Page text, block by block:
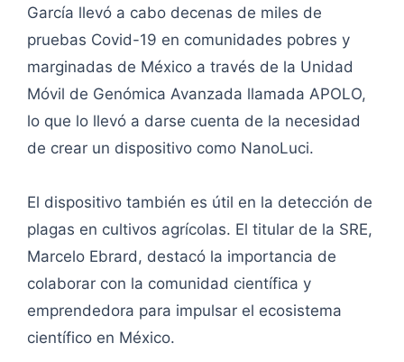
García llevó a cabo decenas de miles de
pruebas Covid-19 en comunidades pobres y
marginadas de México a través de la Unidad
Móvil de Genómica Avanzada llamada APOLO,
lo que lo llevó a darse cuenta de la necesidad
de crear un dispositivo como NanoLuci.
El dispositivo también es útil en la detección de
plagas en cultivos agrícolas. El titular de la SRE,
Marcelo Ebrard, destacó la importancia de
colaborar con la comunidad científica y
emprendedora para impulsar el ecosistema
científico en México.